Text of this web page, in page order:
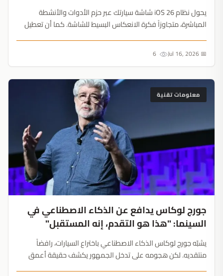
يحول نظام iOS 26 شاشة سيارتك عبر حزم الأدوات والأنشطة
المباشرة، متجاوزاً فكرة الانعكاس البسيط للشاشة. كما أن تعطيل
على الطريق....📅 Jul 16, 2026
معلومات تقنية
جورج لوكاس يدافع عن الذكاء الاصطناعي في
السينما: "هذا هو التقدم، إنه المستقبل"
يشبّه جورج لوكاس الذكاء الاصطناعي باختراع السيارات، رافضاً
منتقديه. لكن هجومه على تدخل الجمهور يكشف حقيقة أعمق